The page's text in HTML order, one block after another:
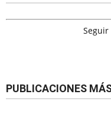
Seguir
PUBLICACIONES